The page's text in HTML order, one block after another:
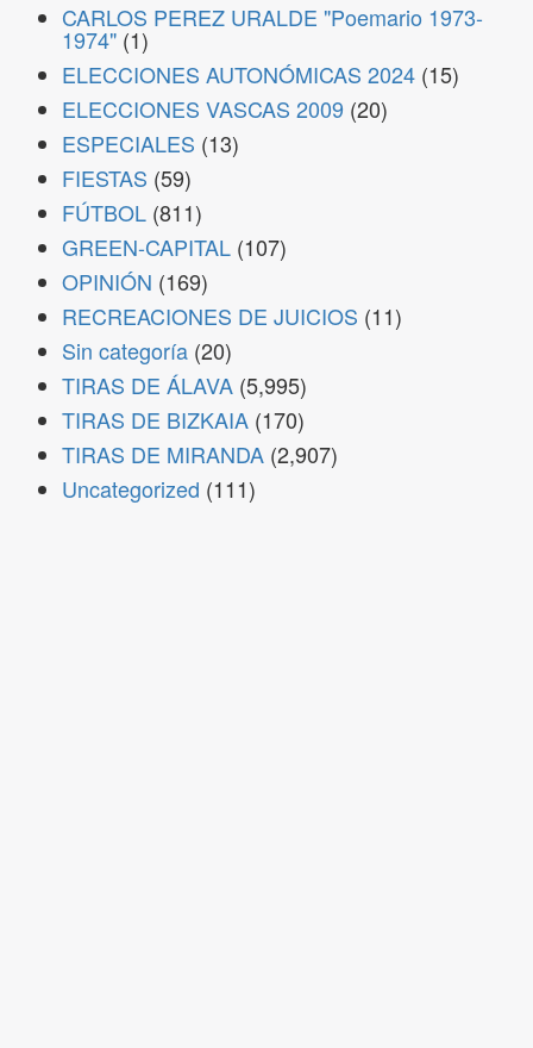
CARLOS PEREZ URALDE "Poemario 1973-
1974" (1)
ELECCIONES AUTONÓMICAS 2024 (15)
ELECCIONES VASCAS 2009 (20)
ESPECIALES (13)
FIESTAS (59)
FÚTBOL (811)
GREEN-CAPITAL (107)
OPINIÓN (169)
RECREACIONES DE JUICIOS (11)
Sin categoría (20)
TIRAS DE ÁLAVA (5,995)
TIRAS DE BIZKAIA (170)
TIRAS DE MIRANDA (2,907)
Uncategorized (111)